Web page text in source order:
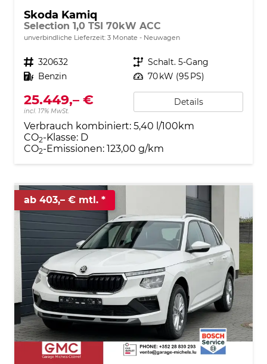
Skoda Kamiq
Selection 1,0 TSI 70kW ACC
unverbindliche Lieferzeit: 3 Monate Neuwagen
Fahrzeugnr. 320632 Getriebe Schalt. 5-Gang
Kraftstoff Benzin Leistung 70 kW (95 PS)
25.449,– €
incl. 17% MwSt.
Details
Verbrauch kombiniert: 5,40 l/100km
CO2-Klasse: D
CO2-Emissionen: 123,00 g/km
ab 403,– € mtl.